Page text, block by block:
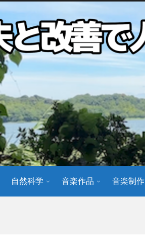
自然科学 音楽作品 音楽制作